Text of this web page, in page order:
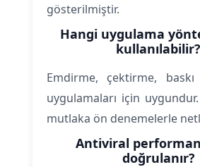
gösterilmiştir.
Hangi uygulama
kullanılabilir?
Emdirme, çektirme,
uygulamaları için
mutlaka ön denemelerle
Antiviral
doğrulanır?